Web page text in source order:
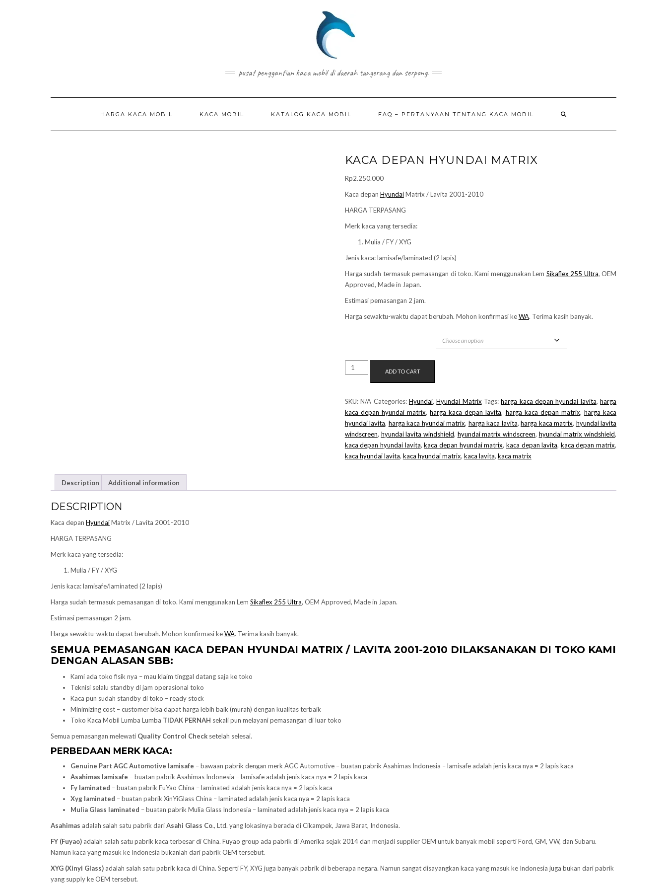
pusat penggantian kaca mobil di daerah tangerang dan serpong.
HARGA KACA MOBIL KACA MOBIL KATALOG KACA MOBIL FAQ – PERTANYAAN TENTANG KACA MOBIL
KACA DEPAN HYUNDAI MATRIX
Rp2.250.000
Kaca depan HyundaiMatrix / Lavita 2001-2010
HARGA TERPASANG
Merk kaca yang tersedia:
Mulia / FY / XYG
Jenis kaca: lamisafe/laminated (2 lapis)
Harga sudah termasuk pemasangan di toko. Kami menggunakan Lem Sikaflex 255 Ultra, OEM
Approved, Made in Japan.
Estimasi pemasangan 2 jam.
Harga sewaktu-waktu dapat berubah. Mohon konfirmasi keWA. Terima kasih banyak.
KACA
DEPAN
MATRIX
QUANTITY
ADD TO CART
SKU:N/A Categories: Hyundai,Hyundai Matrix Tags:harga kaca depan hyundai lavita,harga
kaca depan hyundai matrix,harga kaca depan lavita, harga kaca depan matrix, harga kaca
hyundai lavita, harga kaca hyundai matrix, harga kaca lavita,harga kaca matrix, hyundai lavita
windscreen, hyundai lavita windshield, hyundai matrix windscreen, hyundai matrix windshield,
kaca depan hyundai lavita,kaca depan hyundai matrix, kaca depan lavita, kaca depan matrix,
kaca hyundai lavita, kaca hyundai matrix, kaca lavita, kaca matrix
Description Additional information
DESCRIPTION
Kaca depan HyundaiMatrix / Lavita 2001-2010
HARGA TERPASANG
Merk kaca yang tersedia:
Mulia / FY / XYG
Jenis kaca: lamisafe/laminated (2 lapis)
Harga sudah termasuk pemasangan di toko. Kami menggunakan Lem Sikaflex 255 Ultra, OEM Approved, Made in Japan.
Estimasi pemasangan 2 jam.
Harga sewaktu-waktu dapat berubah. Mohon konfirmasi keWA. Terima kasih banyak.
SEMUA PEMASANGAN KACA DEPAN HYUNDAI MATRIX / LAVITA 2001-2010 DILAKSANAKAN DI TOKO KAMI
DENGAN ALASAN SBB:
Kami ada toko fisik nya – mau klaim tinggal datang saja ke toko
Teknisi selalu standby di jam operasional toko
Kaca pun sudah standby di toko – ready stock
Minimizing cost – customer bisa dapat harga lebih baik (murah) dengan kualitas terbaik
Toko Kaca Mobil Lumba Lumba TIDAK PERNAH sekali pun melayani pemasangan di luar toko
Semua pemasangan melewati Quality Control Check setelah selesai.
PERBEDAAN MERK KACA:
Genuine Part AGC Automotive lamisafe – bawaan pabrik dengan merk AGC Automotive – buatan pabrik Asahimas Indonesia – lamisafe adalah jenis kaca nya = 2 lapis kaca
Asahimas lamisafe – buatan pabrik Asahimas Indonesia – lamisafe adalah jenis kaca nya = 2 lapis kaca
Fy laminated – buatan pabrik FuYao China – laminated adalah jenis kaca nya = 2 lapis kaca
Xyg laminated – buatan pabrik XinYiGlass China – laminated adalah jenis kaca nya = 2 lapis kaca
Mulia Glass laminated – buatan pabrik Mulia Glass Indonesia – laminated adalah jenis kaca nya = 2 lapis kaca
Asahimas adalah salah satu pabrik dariAsahi Glass Co., Ltd. yang lokasinya berada di Cikampek, Jawa Barat, Indonesia.
FY (Fuyao) adalah salah satu pabrik kaca terbesar di China. Fuyao group ada pabrik di Amerika sejak 2014 dan menjadi supplier OEM untuk banyak mobil seperti Ford, GM, VW, dan Subaru.
Namun kaca yang masuk ke Indonesia bukanlah dari pabrik OEM tersebut.
XYG (Xinyi Glass) adalah salah satu pabrik kaca di China. Seperti FY, XYG juga banyak pabrik di beberapa negara. Namun sangat disayangkan kaca yang masuk ke Indonesia juga bukan dari pabrik
yang supply ke OEM tersebut.